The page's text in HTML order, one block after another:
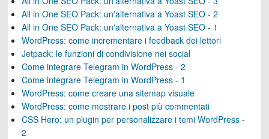
All in One SEO Pack: un'alternativa a Yoast SEO - 2
All in One SEO Pack: un'alternativa a Yoast SEO - 1
WordPress: come incrementare i feedback dei lettori
Jetpack: le funzioni di condivisione nei social
Come integrare Telegram in WordPress - 2
Come integrare Telegram in WordPress - 1
WordPress: come creare una sitemap visuale
WordPress: come mostrare i post più commentati
CSS Hero: un plugin per personalizzare i temi WordPress -
2